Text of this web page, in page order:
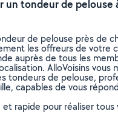
un tondeur de pelouse
de pelouse près de
les offreurs de votre
auprès de tous les
AlloVoisins vous
tondeurs de pelouse,
capables de vous
et rapide pour réaliser tous